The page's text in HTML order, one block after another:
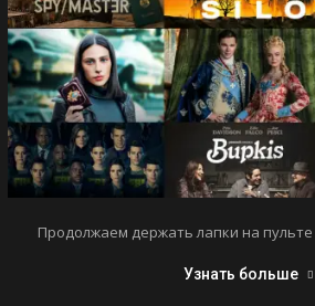
Продолжаем держать лапки на пульте
Узнать больше